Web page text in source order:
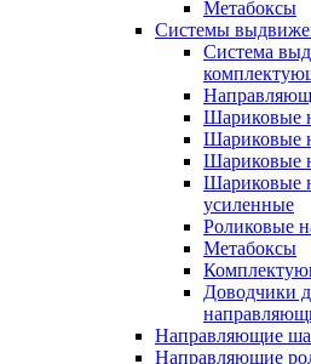
Метабоксы
Системы
Система
Шариковые
Шариковые
Шариковые
Шариковые
усиленные
Роликовые
Метабоксы
Доводчики
Направляющие
Направляющие